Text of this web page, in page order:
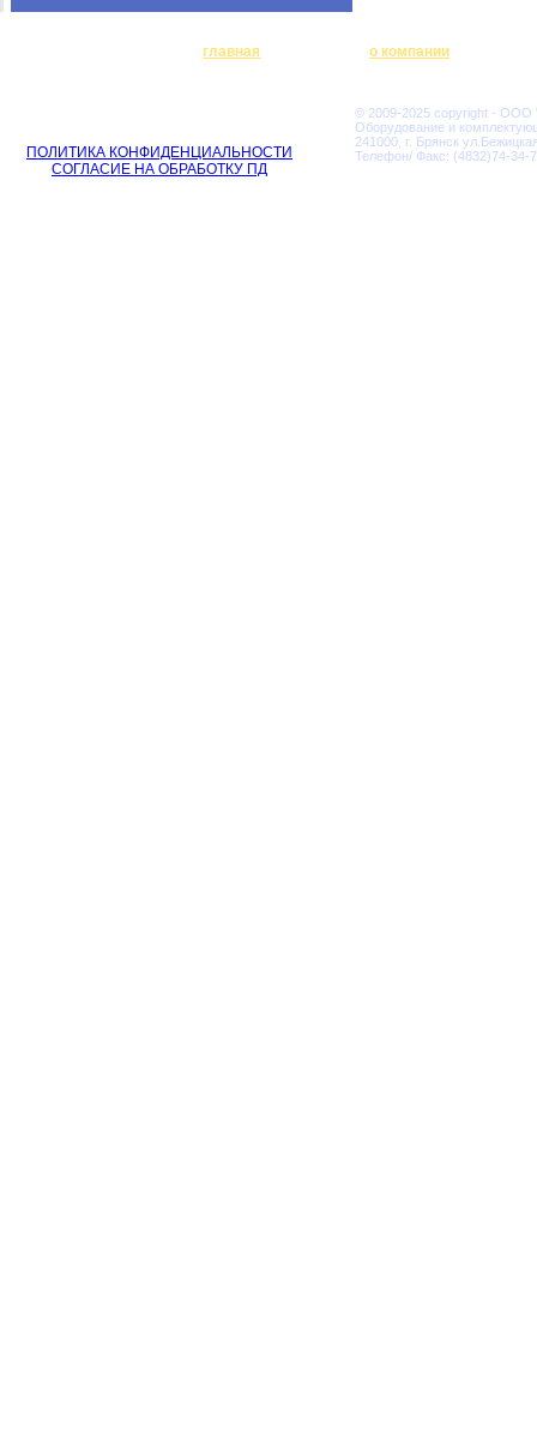
главная о компании
ПОЛИТИКА КОНФИДЕНЦИАЛЬНОСТИ
СОГЛАСИЕ НА ОБРАБОТКУ ПД
© 2009-2025 copyright - ООО
Оборудование и
241000, г. Брянск
Телефон/ Факс: (4832)74-34-